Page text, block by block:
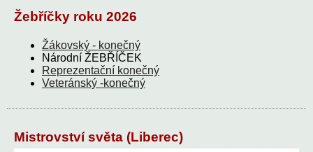
Žebříčky roku 2026
Žákovský - konečný
Národní ŽEBŘÍČEK
Reprezentační konečný
Veteránský -konečný
Mistrovství světa (Liberec)